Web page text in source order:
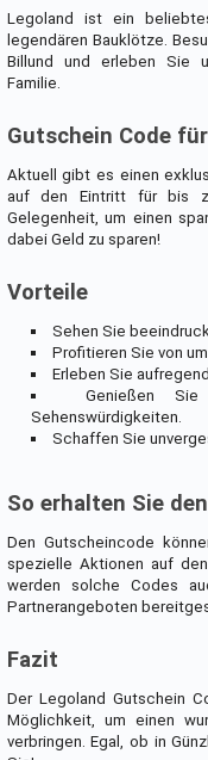
Legoland ist ein
legendären Bauklötze.
Billund und erleben Sie
Familie.
Gutschein Code
Aktuell gibt es einen
auf den Eintritt für bis
Gelegenheit, um einen
dabei Geld zu sparen!
Vorteile
Sehen Sie
Profitieren Sie von
Erleben Sie
Genießen
Sehenswürdigkeiten.
Schaffen Sie
So erhalten Sie
Den Gutscheincode
spezielle Aktionen auf
werden solche Codes
Partnerangeboten
Fazit
Der Legoland Gutschein
Möglichkeit, um einen
verbringen. Egal, ob in